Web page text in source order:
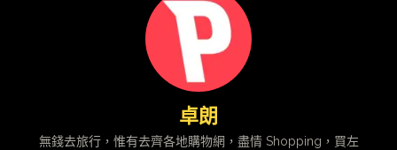
卓朗
無錢去旅行，惟有去齊各地購物網，盡情 Shopping，買左